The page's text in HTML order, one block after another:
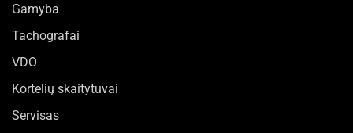
Gamyba
Tachografai
VDO
Kortelių skaitytuvai
Servisas